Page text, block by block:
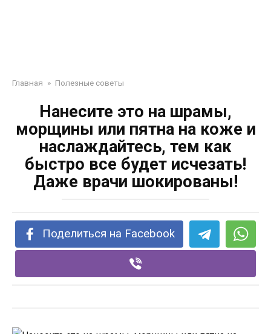
Главная » Полезные советы
Нанесите это на шрамы,
морщины или пятна на коже и
наслаждайтесь, тем как
быстро все будет исчезать!
Даже врачи шокированы!
Поделиться на Facebook